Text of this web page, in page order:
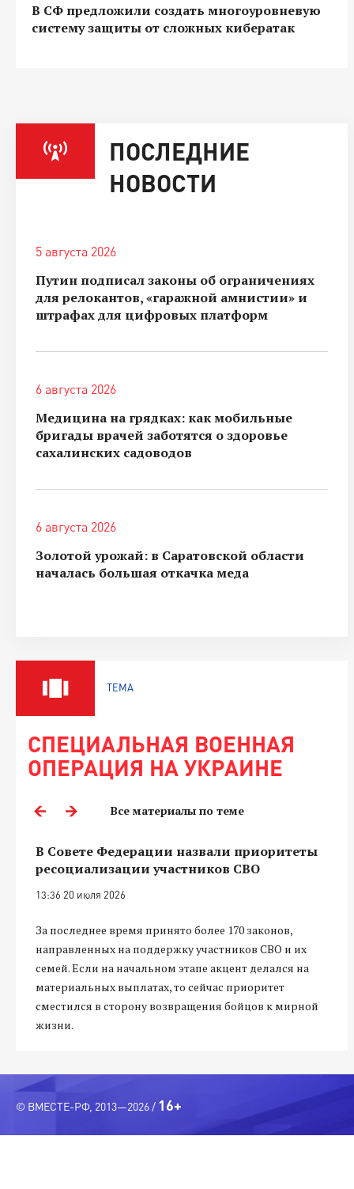
В СФ предложили создать многоуровневую
систему защиты от сложных кибератак
ПОСЛЕДНИЕ
НОВОСТИ
5 августа 2026
Путин подписал законы об ограничениях
для релокантов, «гаражной амнистии» и
штрафах для цифровых платформ
6 августа 2026
Медицина на грядках: как мобильные
бригады врачей заботятся о здоровье
сахалинских садоводов
6 августа 2026
Золотой урожай: в Саратовской области
началась большая откачка меда
ТЕМА
СПЕЦИАЛЬНАЯ ВОЕННАЯ
ОПЕРАЦИЯ НА УКРАИНЕ
Все материалы по теме
В Совете Федерации назвали приоритеты
ресоциализации участников СВО
13:36 20 июля 2026
За последнее время принято более 170 законов,
направленных на поддержку участников СВО и их
семей. Если на начальном этапе акцент делался на
материальных выплатах, то сейчас приоритет
сместился в сторону возвращения бойцов к мирной
жизни.
© ВМЕСТЕ-РФ, 2013—2026 / 16+